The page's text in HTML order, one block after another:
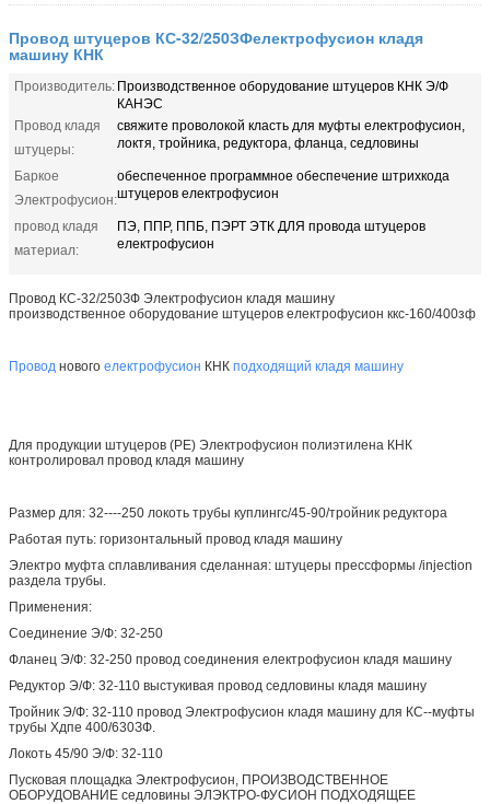
Провод штуцеров КС-32/250ЗФелектрофусион кладя
машину КНК
Производитель: Производственное оборудование штуцеров КНК Э/Ф
КАНЭС
Провод кладя
штуцеры:
свяжите проволокой класть для муфты електрофусион,
локтя, тройника, редуктора, фланца, седловины
Баркое
Электрофусион:
обеспеченное программное обеспечение штрихкода
штуцеров електрофусион
провод кладя
материал:
ПЭ, ППР, ППБ, ПЭРТ ЭТК ДЛЯ провода штуцеров
електрофусион
Провод КС-32/250ЗФ Электрофусион кладя машину
производственное оборудование штуцеров електрофусион ккс-160/400зф
Провод нового електрофусион КНК подходящий кладя машину
Для продукции штуцеров (PE) Электрофусион полиэтилена КНК
контролировал провод кладя машину
Размер для: 32----250 локоть трубы куплингс/45-90/тройник редуктора
Работая путь: горизонтальный провод кладя машину
Электро муфта сплавливания сделанная: штуцеры прессформы /injection
раздела трубы.
Применения:
Соединение Э/Ф: 32-250
Фланец Э/Ф: 32-250 провод соединения електрофусион кладя машину
Редуктор Э/Ф: 32-110 выстукивая провод седловины кладя машину
Тройник Э/Ф: 32-110 провод Электрофусион кладя машину для КС--муфты
трубы Хдпе 400/630ЗФ.
Локоть 45/90 Э/Ф: 32-110
Пусковая площадка Электрофусион, ПРОИЗВОДСТВЕННОЕ
ОБОРУДОВАНИЕ седловины ЭЛЭКТРО-ФУСИОН ПОДХОДЯЩЕЕ